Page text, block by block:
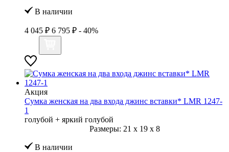
В наличии
4 045 ₽ 6 795 ₽ - 40%
Акция
Сумка женская на два входа джинс вставки* LMR 1247-
1
голубой + яркий голубой
Размеры: 21 x 19 x 8
В наличии